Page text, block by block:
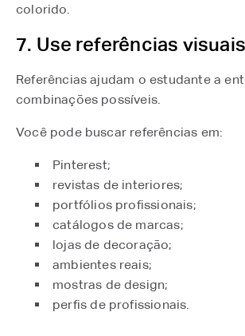
colorido.
7. Use referências visuais
Referências ajudam o estudante a
combinações possíveis.
Você pode buscar referências em:
Pinterest;
revistas de interiores;
portfólios profissionais;
catálogos de marcas;
lojas de decoração;
ambientes reais;
mostras de design;
perfis de profissionais.